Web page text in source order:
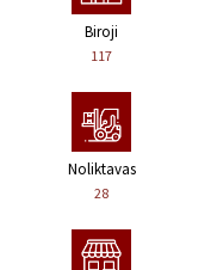
Biroji
117
Noliktavas
28